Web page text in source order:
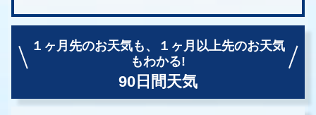
１ヶ月先のお天気も、
１ヶ月以上先のお天気
もわかる!
90日間天気